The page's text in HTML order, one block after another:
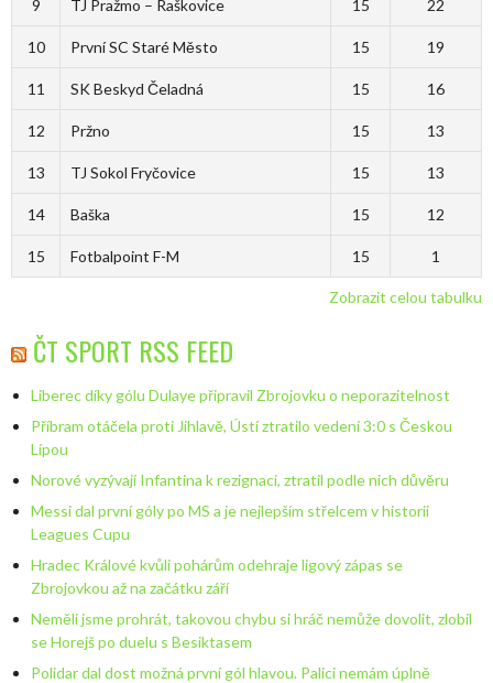
9 TJ Pražmo – Raškovice 15 22
10 První SC Staré Město 15 19
11 SK Beskyd Čeladná 15 16
12 Pržno 15 13
13 TJ Sokol Fryčovice 15 13
14 Baška 15 12
15 Fotbalpoint F-M 15 1
Zobrazit celou tabulku
ČT SPORT RSS FEED
Liberec díky gólu Dulaye připravil Zbrojovku o neporazitelnost
Příbram otáčela proti Jihlavě, Ústí ztratilo vedení 3:0 s Českou
Lípou
Norové vyzývají Infantina k rezignaci, ztratil podle nich důvěru
Messi dal první góly po MS a je nejlepším střelcem v historii
Leagues Cupu
Hradec Králové kvůli pohárům odehraje ligový zápas se
Zbrojovkou až na začátku září
Neměli jsme prohrát, takovou chybu si hráč nemůže dovolit, zlobil
se Horejš po duelu s Besiktasem
Polidar dal dost možná první gól hlavou. Palici nemám úplně